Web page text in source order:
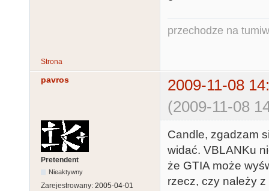
przechodze na
Strona
pavros
2009-11-08
(2009-11-08
Pretendent
Nieaktywny
Zarejestrowany: 2005-04-01
Candle, zgadzam
widać. VBLANKu
że GTIA może
rzecz, czy należy